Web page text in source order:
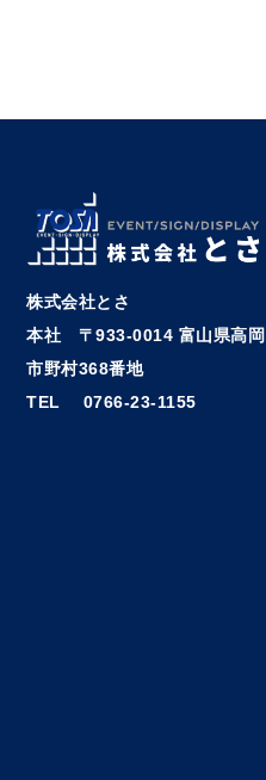
株式会社とさ
本社 〒933-0014 富山県高岡
市野村368番地
TEL 0766-23-1155